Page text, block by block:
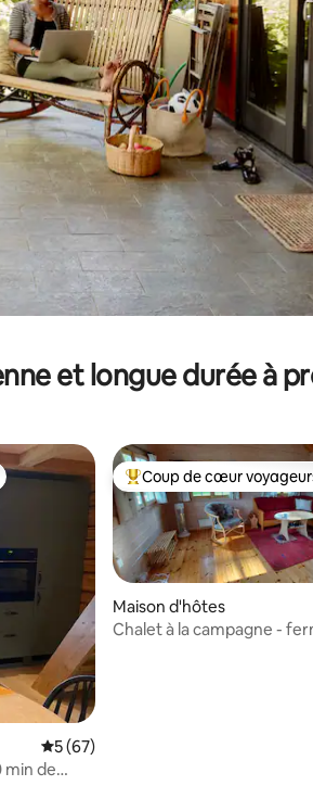
et longue durée à
plus appréciés
Évaluation moyenne sur la base de
5 (67)
min de
Coups de cœur
Coup de cœur
Maison d'hôtes
Chalet à la campagne -